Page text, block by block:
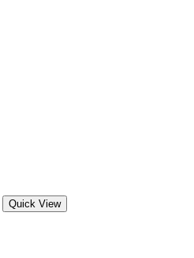
Quick View